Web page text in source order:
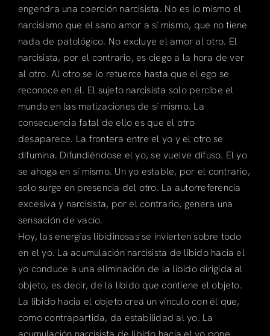
engendra una coerción narcisista. No es lo mismo el
narcisismo que el sano amor a sí mismo, que no tiene
nada de patológico. No excluye el amor al otro. El
narcisista, por el contrario, es ciego a la hora de ver
al otro. Al otro se lo retuerce hasta que el ego se
reconoce en él. El sujeto narcisista solo percibe el
mundo en las matizaciones de sí mismo. La
consecuencia fatal de ello es que el otro
desaparece. La frontera entre el yo y el otro se
difumina. Difundiéndose el yo, se vuelve difuso. El yo
se ahoga en sí mismo. Un yo estable, por el contrario,
solo surge en presencia del otro. La autorreferencia
excesiva y narcisista, por el contrario, genera una
sensación de vacío.
Hoy, las energías libidinosas se invierten sobre todo
en el yo. La acumulación narcisista de libido hacia el
yo conduce a una eliminación de la libido dirigida al
objeto, es decir, de la libido que contiene el objeto.
La libido hacia el objeto crea un vínculo con él que,
como contrapartida, da estabilidad al yo. La